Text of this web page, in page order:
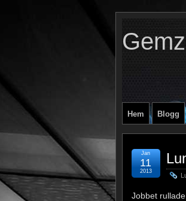
Hem Blogg
Jan
11
2013
Jobbet